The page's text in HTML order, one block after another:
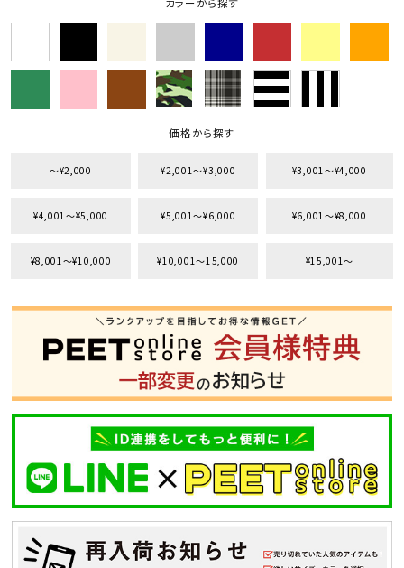
search
カテゴリ
S
M
L
XXL
XXXL
29inc
30inc
32inc
34inc
36inc
38inc
40inc
KIDS
カラー
カラーから探す
価格から探す
〜¥2,000 ¥2,001〜¥3,000 ¥3,001〜¥4,000
¥4,001〜¥5,000 ¥5,001〜¥6,000 ¥6,001〜¥8,000
¥8,001〜¥10,000 ¥10,001〜15,000 ¥15,001〜